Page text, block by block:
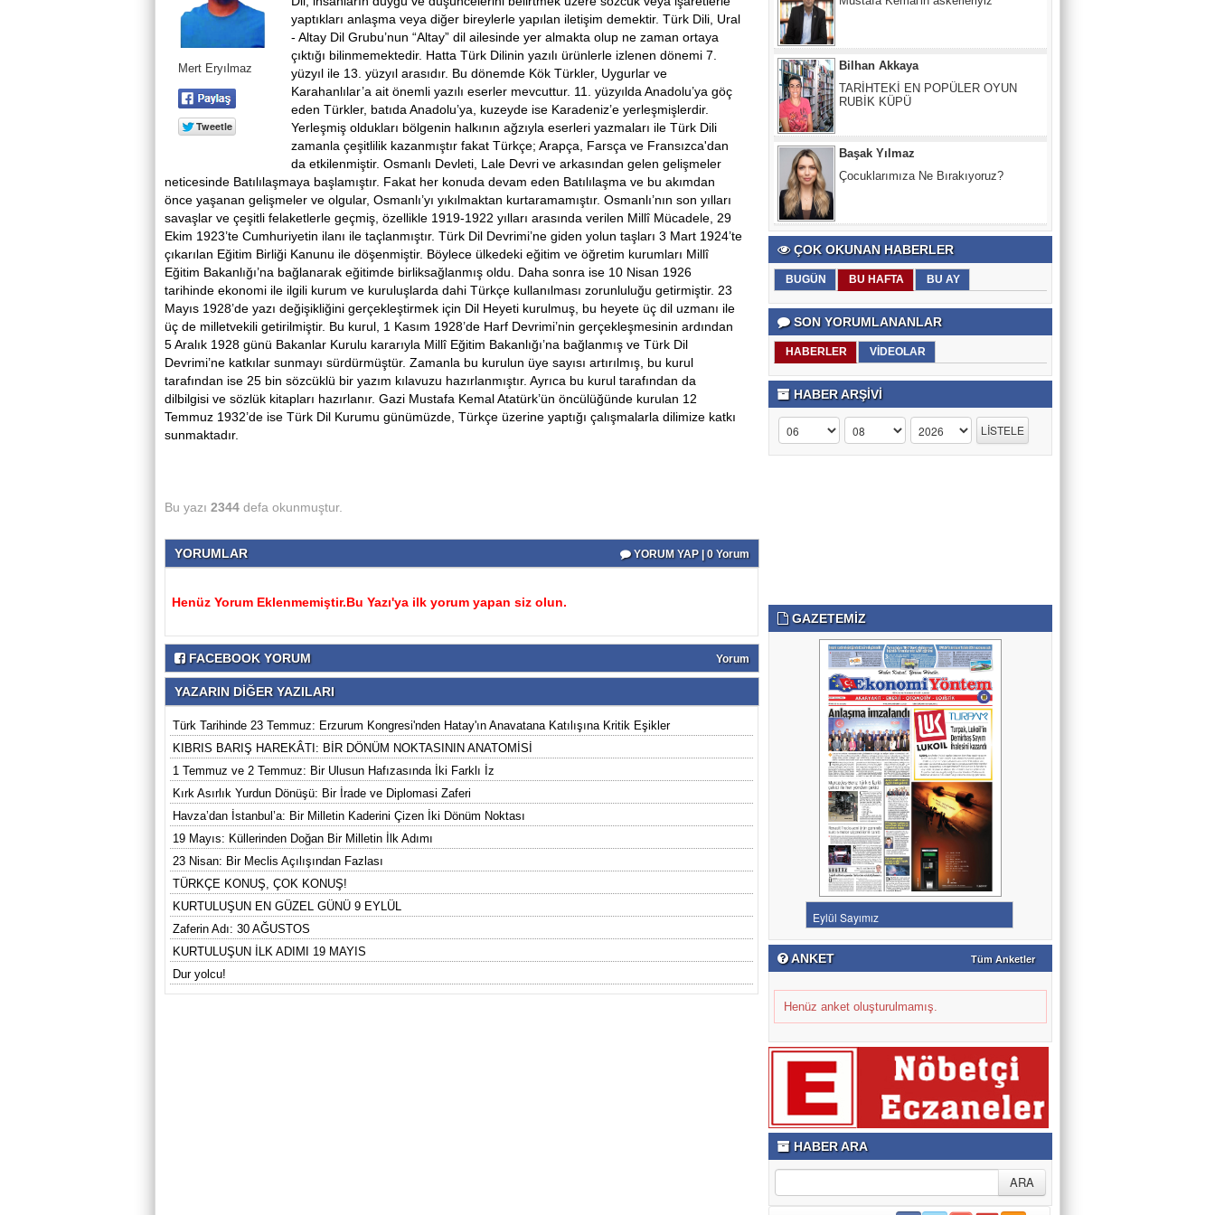
Mert Eryılmaz
yaptıkları anlaşma veya diğer bireylerle yapılan iletişim demektir. Türk Dili, Ural
- Altay Dil Grubu’nun “Altay” dil ailesinde yer almakta olup ne zaman ortaya
çıktığı bilinmemektedir. Hatta Türk Dilinin yazılı ürünlerle izlenen dönemi 7.
yüzyıl ile 13. yüzyıl arasıdır. Bu dönemde Kök Türkler, Uygurlar ve
Karahanlılar’a ait önemli yazılı eserler mevcuttur. 11. yüzyılda Anadolu’ya göç
eden Türkler, batıda Anadolu’ya, kuzeyde ise Karadeniz’e yerleşmişlerdir.
Yerleşmiş oldukları bölgenin halkının ağzıyla eserleri yazmaları ile Türk Dili
zamanla çeşitlilik kazanmıştır fakat Türkçe; Arapça, Farsça ve Fransızca'dan
da etkilenmiştir. Osmanlı Devleti, Lale Devri ve arkasından gelen gelişmeler
neticesinde Batılılaşmaya başlamıştır. Fakat her konuda devam eden Batılılaşma ve bu akımdan
önce yaşanan gelişmeler ve olgular, Osmanlı’yı yıkılmaktan kurtaramamıştır. Osmanlı’nın son yılları
savaşlar ve çeşitli felaketlerle geçmiş, özellikle 1919-1922 yılları arasında verilen Millî Mücadele, 29
Ekim 1923’te Cumhuriyetin ilanı ile taçlanmıştır. Türk Dil Devrimi’ne giden yolun taşları 3 Mart 1924’te
çıkarılan Eğitim Birliği Kanunu ile döşenmiştir. Böylece ülkedeki eğitim ve öğretim kurumları Millî
Eğitim Bakanlığı’na bağlanarak eğitimde birliksağlanmış oldu. Daha sonra ise 10 Nisan 1926
tarihinde ekonomi ile ilgili kurum ve kuruluşlarda dahi Türkçe kullanılması zorunluluğu getirmiştir. 23
Mayıs 1928’de yazı değişikliğini gerçekleştirmek için Dil Heyeti kurulmuş, bu heyete üç dil uzmanı ile
üç de milletvekili getirilmiştir. Bu kurul, 1 Kasım 1928’de Harf Devrimi’nin gerçekleşmesinin ardından
5 Aralık 1928 günü Bakanlar Kurulu kararıyla Millî Eğitim Bakanlığı’na bağlanmış ve Türk Dil
Devrimi’ne katkılar sunmayı sürdürmüştür. Zamanla bu kurulun üye sayısı artırılmış, bu kurul
tarafından ise 25 bin sözcüklü bir yazım kılavuzu hazırlanmıştır. Ayrıca bu kurul tarafından da
dilbilgisi ve sözlük kitapları hazırlanır. Gazi Mustafa Kemal Atatürk’ün öncülüğünde kurulan 12
Temmuz 1932’de ise Türk Dil Kurumu günümüzde, Türkçe üzerine yaptığı çalışmalarla dilimize katkı
sunmaktadır.
Bu yazı 2344 defa okunmuştur.
YORUMLAR YORUM YAP | 0 Yorum
Henüz Yorum Eklenmemiştir.Bu Yazı'ya ilk yorum yapan siz olun.
FACEBOOK YORUM Yorum
YAZARIN DİĞER YAZILARI
Türk Tarihinde 23 Temmuz: Erzurum Kongresi'nden Hatay'ın Anavatana Katılışına Kritik Eşikler
KIBRIS BARIŞ HAREKÂTI: BİR DÖNÜM NOKTASININ ANATOMİSİ
1 Temmuz ve 2 Temmuz: Bir Ulusun Hafızasında İki Farklı İz
Kırk Asırlık Yurdun Dönüşü: Bir İrade ve Diplomasi Zaferi
Havza’dan İstanbul’a: Bir Milletin Kaderini Çizen İki Dönüm Noktası
19 Mayıs: Küllerinden Doğan Bir Milletin İlk Adımı
23 Nisan: Bir Meclis Açılışından Fazlası
TÜRKÇE KONUŞ, ÇOK KONUŞ!
KURTULUŞUN EN GÜZEL GÜNÜ 9 EYLÜL
Zaferin Adı: 30 AĞUSTOS
KURTULUŞUN İLK ADIMI 19 MAYIS
Dur yolcu!
Başak Yılmaz
BERI...
ÇOK OKUNAN HABERLER
BUGÜN BU HAFTA BU AY
SON YORUMLANANLAR
HABERLER VİDEOLAR
HABER ARŞİVİ
GAZETEMİZ
ANKET Tüm Anketler
Henüz anket oluşturulmamış.
HABER ARA